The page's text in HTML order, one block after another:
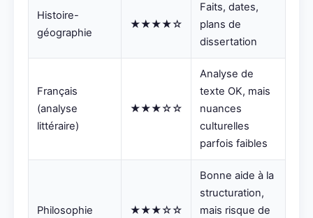
Histoire-
géographie
★★★★☆
Faits, dates,
plans de
dissertation
Français
(analyse
littéraire)
★★★☆☆
Analyse de
texte OK, mais
nuances
culturelles
parfois faibles
Philosophie ★★★☆☆
Bonne aide à la
structuration,
mais risque de